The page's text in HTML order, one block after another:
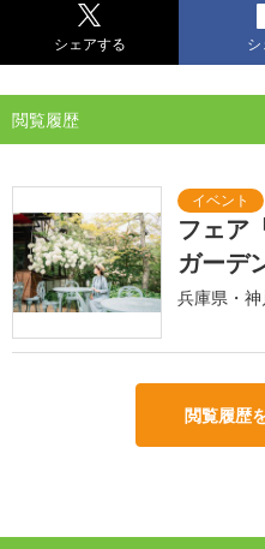
シェアする
閲覧履歴
フェア
ガーデ
兵庫県・
閲覧履歴